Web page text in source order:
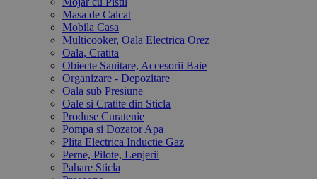
Masa de Calcat
Mobila Casa
Multicooker, Oala Electrica Orez
Oala, Cratita
Obiecte Sanitare, Accesorii Baie
Organizare - Depozitare
Oala sub Presiune
Oale si Cratite din Sticla
Produse Curatenie
Pompa si Dozator Apa
Plita Electrica Inductie Gaz
Perne, Pilote, Lenjerii
Pahare Sticla